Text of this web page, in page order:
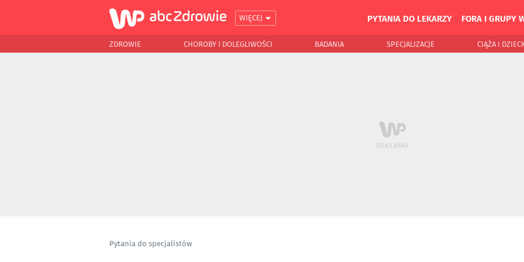
WIĘCEJ PYTANIA DO LEKARZY FORA I GRUPY
ZDROWIE CHOROBY I DOLEGLIWOŚCI BADANIA SPECJALIZACJE CIĄŻA I
Pytania do specjalistów